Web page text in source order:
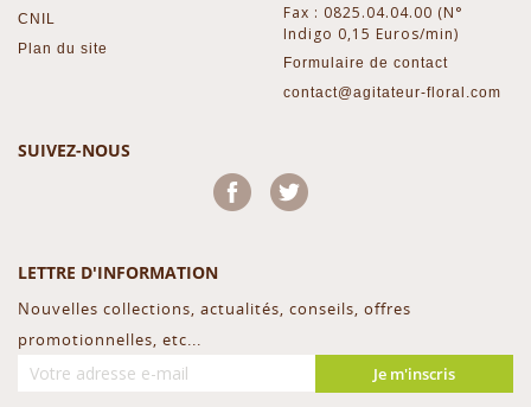
CNIL
Plan du site
Fax : 0825.04.04.00 (N°
Indigo 0,15 Euros/min)
Formulaire de contact
contact@agitateur-floral.com
SUIVEZ-NOUS
Facebook
LETTRE D'INFORMATION
Nouvelles collections, actualités, conseils, offres
promotionnelles, etc...
Je m'inscris